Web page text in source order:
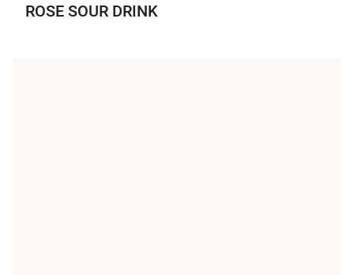
ROSE SOUR DRINK